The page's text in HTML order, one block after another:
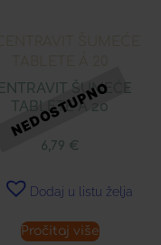
ŠUMEĆE
TABLETE Á 20
6,79 €
Dodaj u listu želja
Pročitaj više